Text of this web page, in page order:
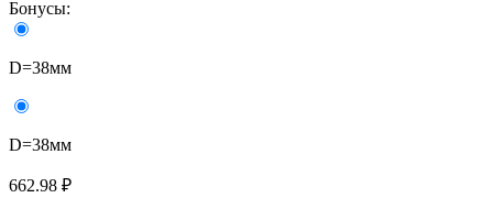
Бонусы:
D=38мм
D=38мм
662.98 ₽